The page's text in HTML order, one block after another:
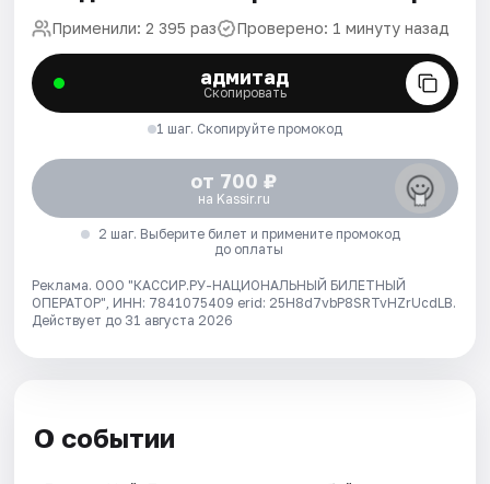
Применили: 2 395 раз Проверено: 1 минуту назад
адмитад
Скопировать
1 шаг. Скопируйте промокод
от 700 ₽
на Kassir.ru
2 шаг. Выберите билет и примените промокод
до оплаты
Реклама. ООО "КАССИР.РУ-НАЦИОНАЛЬНЫЙ БИЛЕТНЫЙ
ОПЕРАТОР", ИНН: 7841075409 erid: 25H8d7vbP8SRTvHZrUcdLB.
Действует до 31 августа 2026
О событии